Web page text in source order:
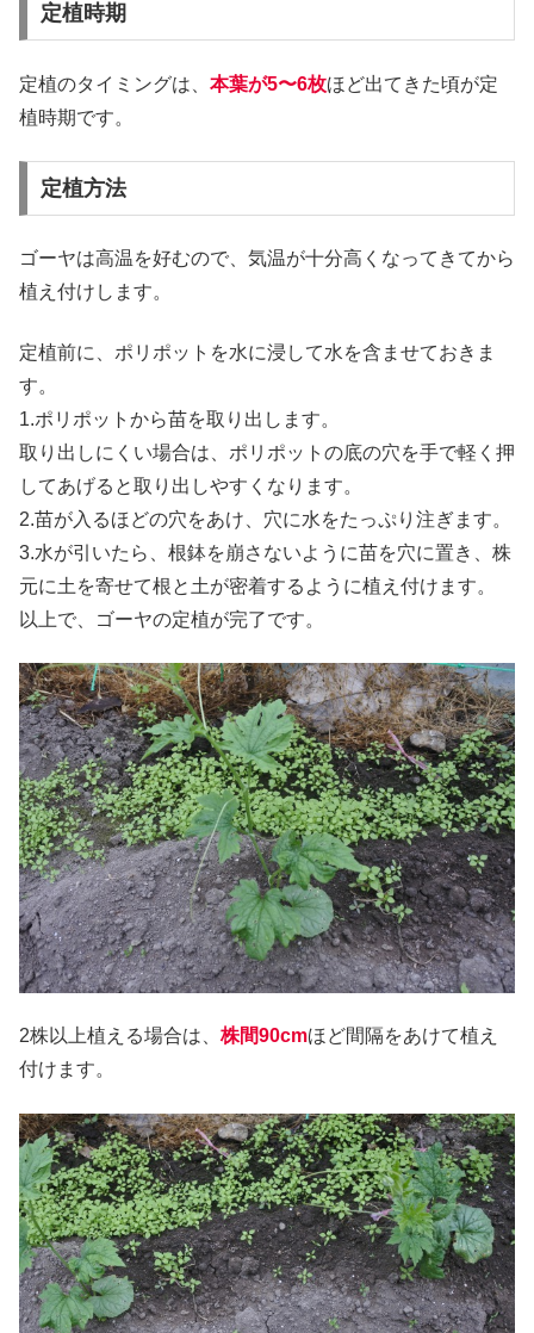
定植時期
定植のタイミングは、 本葉が5〜6枚ほど出てきた頃が定
植時期です。
定植方法
ゴーヤは高温を好むので、気温が十分高くなってきてから
植え付けします。
定植前に、ポリポットを水に浸して水を含ませておきま
す。
1.ポリポットから苗を取り出します。
取り出しにくい場合は、ポリポットの底の穴を手で軽く押
してあげると取り出しやすくなります。
2.苗が入るほどの穴をあけ、穴に水をたっぷり注ぎます。
3.水が引いたら、根鉢を崩さないように苗を穴に置き、株
元に土を寄せて根と土が密着するように植え付けます。
以上で、ゴーヤの定植が完了です。
2株以上植える場合は、 株間90cmほど間隔をあけて植え
付けます。